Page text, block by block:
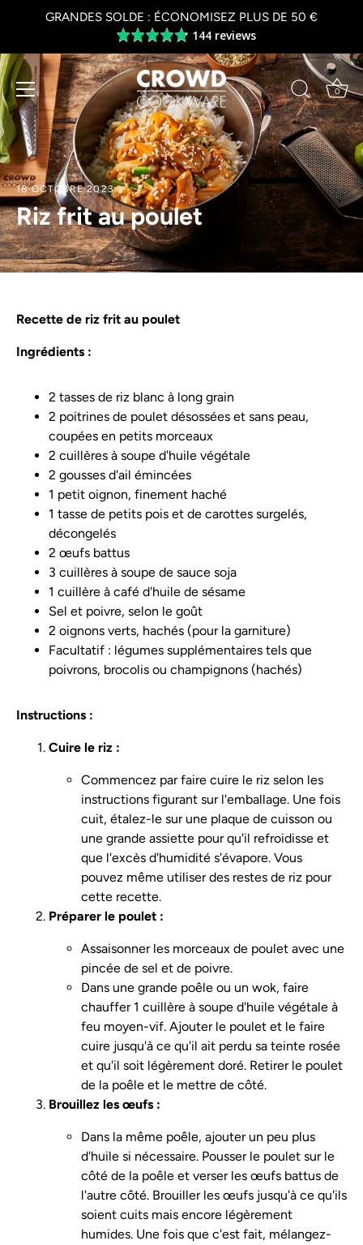
GRANDES SOLDE : ÉCONOMISEZ PLUS DE 50 €
Average
rating
4.8
out
of
5
144 reviews
0
18 OCTOBRE 2023
Riz frit au poulet
Recette de riz frit au poulet
Ingrédients :
2 tasses de riz blanc à long grain
2 poitrines de poulet désossées et sans peau,
coupées en petits morceaux
2 cuillères à soupe d'huile végétale
2 gousses d'ail émincées
1 petit oignon, finement haché
1 tasse de petits pois et de carottes surgelés,
décongelés
2 œufs battus
3 cuillères à soupe de sauce soja
1 cuillère à café d'huile de sésame
Sel et poivre, selon le goût
2 oignons verts, hachés (pour la garniture)
Facultatif : légumes supplémentaires tels que
poivrons, brocolis ou champignons (hachés)
Instructions :
Cuire le riz :
Commencez par faire cuire le riz selon les
instructions figurant sur l'emballage. Une fois
cuit, étalez-le sur une plaque de cuisson ou
une grande assiette pour qu'il refroidisse et
que l'excès d'humidité s'évapore. Vous
pouvez même utiliser des restes de riz pour
cette recette.
Préparer le poulet :
Assaisonner les morceaux de poulet avec une
pincée de sel et de poivre.
Dans une grande poêle ou un wok, faire
chauffer 1 cuillère à soupe d'huile végétale à
feu moyen-vif. Ajouter le poulet et le faire
cuire jusqu'à ce qu'il ait perdu sa teinte rosée
et qu'il soit légèrement doré. Retirer le poulet
de la poêle et le mettre de côté.
Brouillez les œufs :
Dans la même poêle, ajouter un peu plus
d'huile si nécessaire. Pousser le poulet sur le
côté de la poêle et verser les œufs battus de
l'autre côté. Brouiller les œufs jusqu'à ce qu'ils
soient cuits mais encore légèrement
humides. Une fois que c'est fait, mélangez-